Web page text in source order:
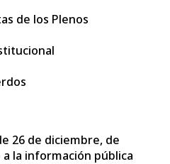
de los Plenos
26 de diciembre, de
la información pública